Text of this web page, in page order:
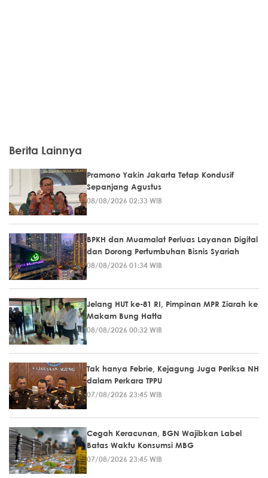
Berita Lainnya
Pramono Yakin Jakarta Tetap Kondusif
Sepanjang Agustus
08/08/2026 02:33 WIB
BPKH dan Muamalat Perluas Layanan Digital
dan Dorong Pertumbuhan Bisnis Syariah
08/08/2026 01:34 WIB
Jelang HUT ke-81 RI, Pimpinan MPR Ziarah ke
Makam Bung Hatta
08/08/2026 00:32 WIB
Tak hanya Febrie, Kejagung Juga Periksa NH
dalam Perkara TPPU
07/08/2026 23:45 WIB
Cegah Keracunan, BGN Wajibkan Label
Batas Waktu Konsumsi MBG
07/08/2026 23:45 WIB